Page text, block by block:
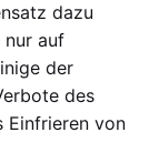
dazu
nur auf
der
des
Einfrieren von